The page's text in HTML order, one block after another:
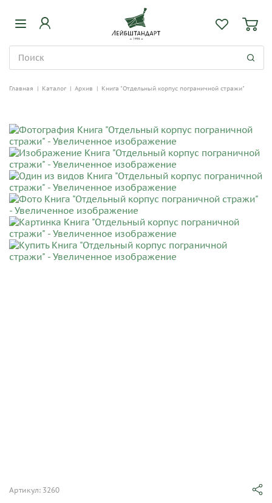
Главная | Каталог | Архив | Книга "Отдельный корпус пограничной стражи"
Артикул: 3260